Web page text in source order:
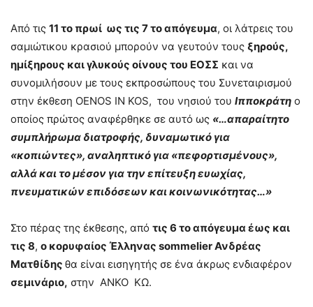
Από τις 11 το πρωί ως τις 7 το απόγευμα, οι λάτρεις του
σαμιώτικου κρασιού μπορούν να γευτούν τους ξηρούς,
ημίξηρους και γλυκούς οίνους του ΕΟΣΣ και να
συνομιλήσουν με τους εκπροσώπους του Συνεταιρισμού
στην έκθεση OENOS IN KOS, του νησιού του Ιπποκράτη ο
οποίος πρώτος αναφέρθηκε σε αυτό ως «…απαραίτητο
συμπλήρωμα διατροφής, δυναμωτικό για
«κοπιώντες», αναληπτικό για «πεφορτισμένους»,
αλλά και το μέσον για την επίτευξη ευωχίας,
πνευματικών επιδόσεων και κοινωνικότητας…»
Στο πέρας της έκθεσης, από τις 6 το απόγευμα έως και
τις 8, ο κορυφαίος Έλληνας sommelier Ανδρέας
Ματθίδης θα είναι εισηγητής σε ένα άκρως ενδιαφέρον
σεμινάριο, στην ΑΝΚΟ ΚΩ.